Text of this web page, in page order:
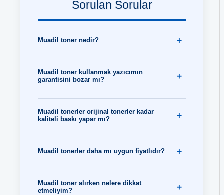
Sorulan Sorular
Muadil toner nedir?
Muadil toner kullanmak yazıcımın
garantisini bozar mı?
Muadil tonerler orijinal tonerler kadar
kaliteli baskı yapar mı?
Muadil tonerler daha mı uygun fiyatlıdır?
Muadil toner alırken nelere dikkat
etmeliyim?